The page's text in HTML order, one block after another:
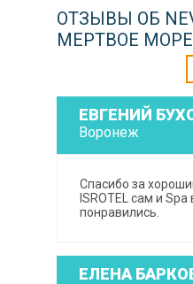
ОТЗЫВЫ ОБ
МЕРТВОЕ
ЕВГЕНИЙ
Воронеж
Спасибо за
ISROTEL сам и
понравились.
ЕЛЕНА